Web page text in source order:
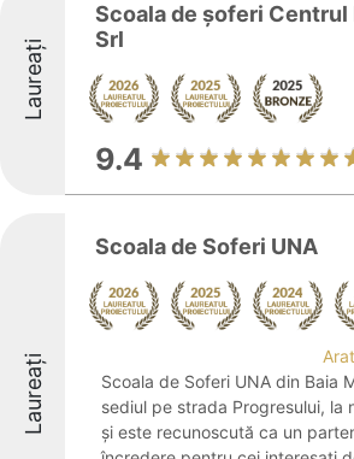
Laureați
Scoala de șoferi Centrul
Srl
9.4
Laureați
Scoala de Soferi UNA
Scoala de Soferi UNA din Baia
sediul pe strada Progresului, la
și este recunoscută ca un